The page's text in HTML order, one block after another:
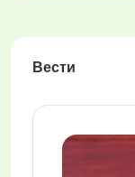
Вести